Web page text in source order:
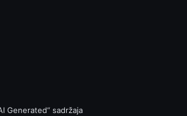
Generated“ sadržaja